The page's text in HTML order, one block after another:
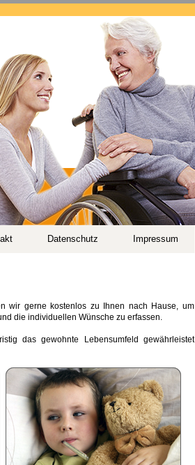
Datenschutz Impressum
wir gerne kostenlos zu Ihnen nach Hause, um
die individuellen Wünsche zu erfassen.
das gewohnte Lebensumfeld gewährleistet